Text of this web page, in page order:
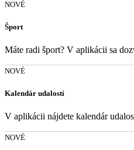
NOVÉ
Šport
Máte radi šport? V aplikácii sa
NOVÉ
Kalendár udalostí
V aplikácii nájdete kalendár
NOVÉ